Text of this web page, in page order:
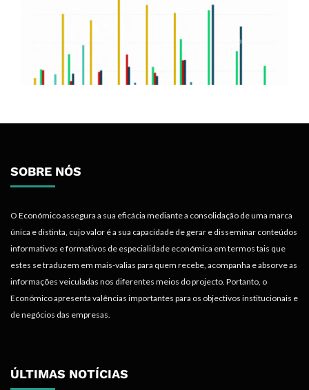
SOBRE NÓS
O Económico assegura a sua eficácia mediante a consolidação de uma marca
única e distinta, cujo valor é a sua capacidade de gerar e disseminar conteúdos
informativos e formativos de especialidade económica em termos tais que
estes se traduzem em mais-valias para quem recebe, acompanha e absorve as
informações veiculadas nos diferentes meios do projecto. Portanto, o
Económico apresenta valências importantes para os objectivos institucionais e
de negócios das empresas.
ÚLTIMAS NOTÍCIAS